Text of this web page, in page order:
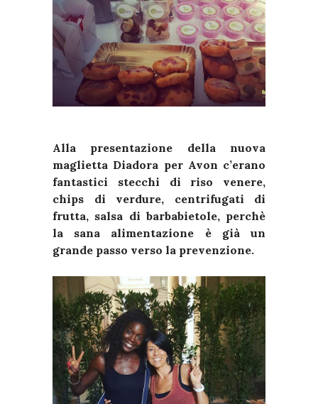
Alla presentazione della nuova
maglietta Diadora per Avon c’erano
fantastici stecchi di riso venere,
chips di verdure, centrifugati di
frutta, salsa di barbabietole, perchè
la sana alimentazione è già un
grande passo verso la prevenzione.